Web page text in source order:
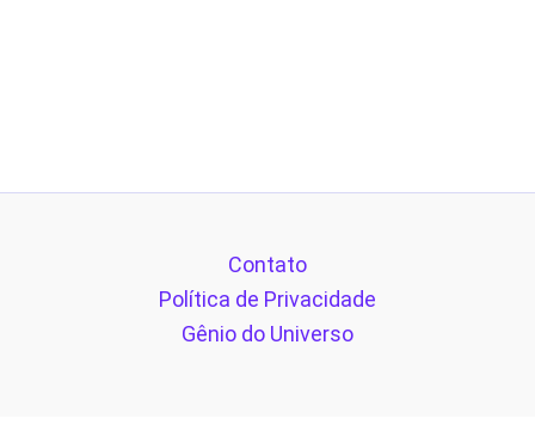
Contato
Política de Privacidade
Gênio do Universo